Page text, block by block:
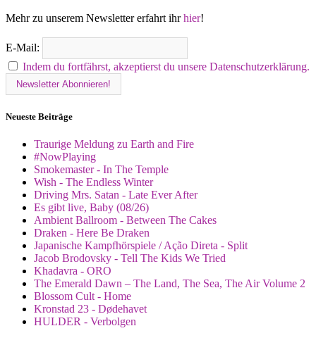
Mehr zu unserem Newsletter erfahrt ihrhier!
E-Mail:
Indem du fortfährst, akzeptierst du unsere Datenschutzerklärung.
Neueste Beiträge
Traurige Meldung zu Earth and Fire
#NowPlaying
Smokemaster - In The Temple
Wish - The Endless Winter
Driving Mrs. Satan - Late Ever After
Es gibt live, Baby (08/26)
Ambient Ballroom - Between The Cakes
Draken - Here Be Draken
Japanische Kampfhörspiele / Ação Direta - Split
Jacob Brodovsky - Tell The Kids We Tried
Khadavra - ORO
The Emerald Dawn – The Land, The Sea, The Air Volume 2
Blossom Cult - Home
Kronstad 23 - Dødehavet
HULDER - Verbolgen